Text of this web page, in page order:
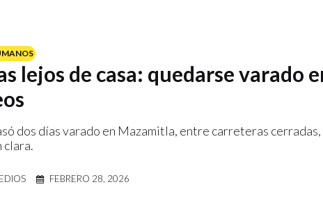
lejos de casa: quedarse varado
dos días varado en Mazamitla, entre carreteras
clara.
FEBRERO 28, 2026